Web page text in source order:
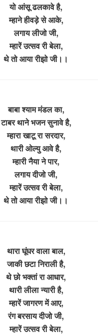
यो आंसू ढलकावे है,
म्हाने हीवड़े से आके,
लगाय लीजो जी,
म्हारें उत्सव री बेला,
थे तो आया रीझो जी।।
बाबा श्याम मंडल का,
टाबर थाने भजन सुनावे है,
म्हारा खाटू रा सरदार,
थारी ओल्यु आवे है,
म्हारी नैया ने पार,
लगाय दीजो जी,
म्हारें उत्सव री बेला,
थे तो आया रीझो जी।।
थारा घूंघर वाला बाल,
जाकी छटा निराली है,
थे छो भक्तां रा आधार,
थारी लीला न्यारी है,
म्हारें जागरण में आए,
रंग बरसाय दीजो जी,
म्हारें उत्सव री बेला,